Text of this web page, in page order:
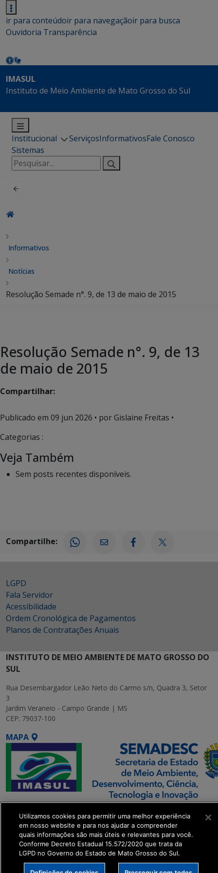
ir para conteúdoir para navegaçãoir para busca
Ouvidoria Transparência
IMASUL
Instituto de Meio Ambiente de Mato Grosso do Sul
Institucional ServiçosInformativosFale Conosco
Sistemas
Pesquisar
por:
Informativos
Notícias
Resolução Semade n°. 9, de 13 de maio de 2015
Resolução Semade n°. 9, de 13
de maio de 2015
Compartilhar:
Publicado em 09 jun 2026 • por Gislaine Freitas •
Categorias :
Veja Também
Sem posts recentes disponíveis.
Compartilhe:
LGPD
Fala Servidor
Acessibilidade
Ordem Cronológica de Pagamentos
Planos de Contratações Anuais
INSTITUTO DE MEIO AMBIENTE DE MATO GROSSO DO
SUL
Rua Desembargador Leão Neto do Carmo s/n, Quadra 3, Setor
3
Jardim Veraneio - Campo Grande | MS
CEP: 79037-100
MAPA
SETDIG | Secretaria-
Executiva de
Transformação Digital
get_footer();
Utilizamos cookies para permitir uma melhor experiência
em nosso website e para nos ajudar a compreender
quais informações são mais úteis e relevantes para você.
Conforme Decreto Estadual 15.572/2020 que trata da
LGPD no Governo do Estado de Mato Grosso do Sul.